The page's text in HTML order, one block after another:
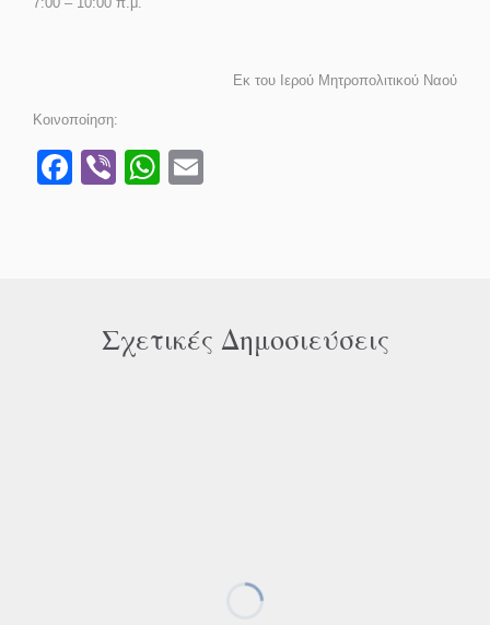
Εκ του Ιερού Μητροπολιτικού Ναού
Κοινοποίηση:
Facebook
ViberWhatsApp
Σχετικές Δημοσιεύσεις